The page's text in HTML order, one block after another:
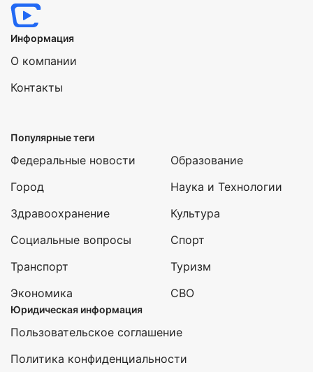
Информация
О компании
Контакты
Популярные теги
Федеральные новости
Город
Здравоохранение
Социальные вопросы
Транспорт
Экономика
Образование
Наука и Технологии
Культура
Спорт
Туризм
СВО
Юридическая информация
Пользовательское соглашение
Политика конфиденциальности